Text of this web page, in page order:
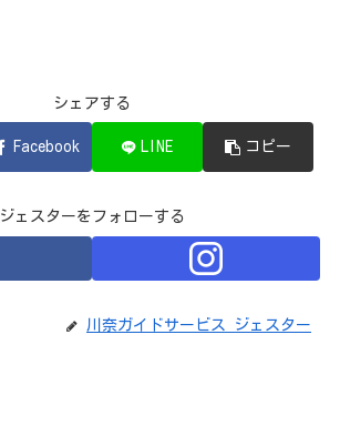
シェアする
Facebook LINE コピー
ジェスターをフォローする
川奈ガイドサービス ジェスター